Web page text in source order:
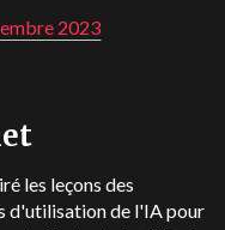
2023
les leçons des
d'utilisation de l'IA pour